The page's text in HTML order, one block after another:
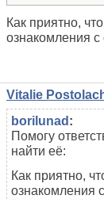
Как приятно,
ознакомления
Vitalie
borilunad :
Помогу
найти её:
Как приятно,
ознакомления